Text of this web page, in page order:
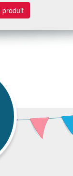
produit